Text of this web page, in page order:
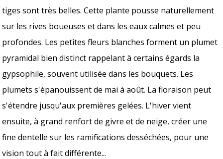
tiges sont très belles. Cette plante pousse naturellement
sur les rives boueuses et dans les eaux calmes et peu
profondes. Les petites fleurs blanches forment un plumet
pyramidal bien distinct rappelant à certains égards la
gypsophile, souvent utilisée dans les bouquets. Les
plumets s'épanouissent de mai à août. La floraison peut
s'étendre jusqu'aux premières gelées. L'hiver vient
ensuite, à grand renfort de givre et de neige, créer une
fine dentelle sur les ramifications desséchées, pour une
vision tout à fait différente...